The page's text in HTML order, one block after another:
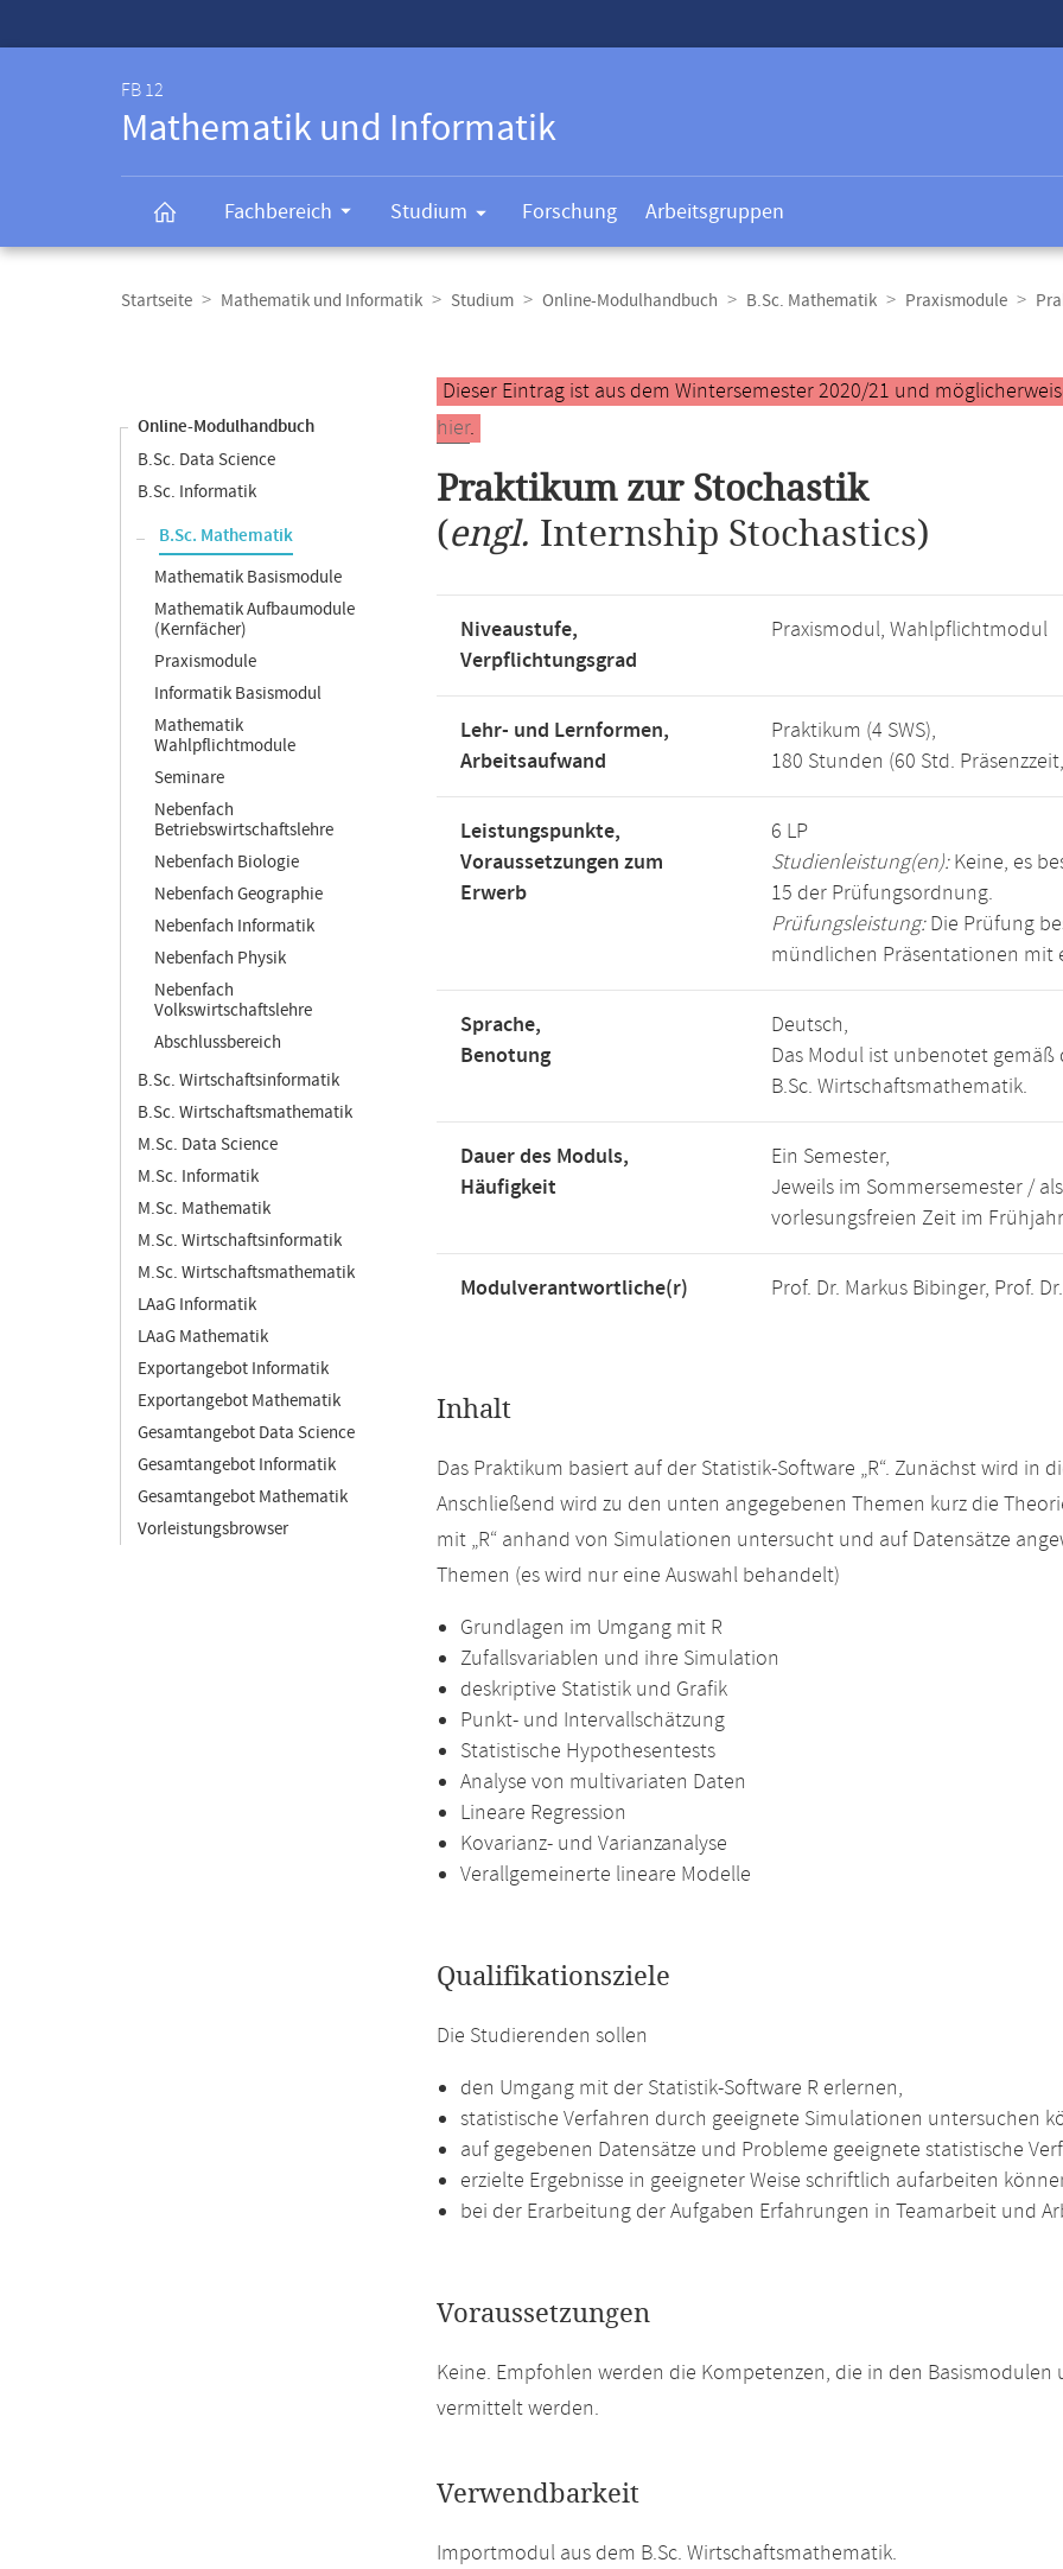
FB 12
Mathematik und Informatik
Fachbereich Studium Forschung Arbeitsgruppen
Navigation
Startseite Mathematik und Informatik Studium Online-Modulhandbuch B.Sc. Mathematik Praxismodule
Online-Modulhandbuch
B.Sc. Data Science
B.Sc. Informatik
B.Sc. Mathematik
Mathematik Basismodule
Mathematik Aufbaumodule
(Kernfächer)
Praxismodule
Informatik Basismodul
Mathematik
Wahlpflichtmodule
Seminare
Nebenfach
Betriebswirtschaftslehre
Nebenfach Biologie
Nebenfach Geographie
Nebenfach Informatik
Nebenfach Physik
Nebenfach
Volkswirtschaftslehre
Abschlussbereich
B.Sc. Wirtschaftsinformatik
B.Sc. Wirtschaftsmathematik
M.Sc. Data Science
M.Sc. Informatik
M.Sc. Mathematik
M.Sc. Wirtschaftsinformatik
M.Sc. Wirtschaftsmathematik
LAaG Informatik
LAaG Mathematik
Exportangebot Informatik
Exportangebot Mathematik
Gesamtangebot Data Science
Gesamtangebot Informatik
Gesamtangebot Mathematik
Vorleistungsbrowser
Hauptinhalt
Dieser Eintrag ist aus dem Wintersemester 2020/21 und
hier.
Praktikum zur Stochastik
(engl. Internship Stochastics)
Niveaustufe,
Verpflichtungsgrad
Praxismodul, Wahlpflichtmodul
Lehr- und Lernformen,
Arbeitsaufwand
Praktikum (4 SWS),
180 Stunden (60 Std.
Leistungspunkte,
Voraussetzungen zum
Erwerb
6 LP
Studienleistung(en):Keine, es
15 der Prüfungsordnung.
Prüfungsleistung:Die Prüfung
mündlichen Präsentationen mit
Sprache,
Benotung
Deutsch,
Das Modul ist unbenotet
B.Sc. Wirtschaftsmathematik.
Dauer des Moduls,
Häufigkeit
Ein Semester,
Jeweils im Sommersemester /
vorlesungsfreien Zeit im Frühjahr
Modulverantwortliche(r) Prof. Dr. Markus Bibinger, Prof.
Inhalt
Das Praktikum basiert auf der Statistik-Software „R“. Zunächst wird in
Anschließend wird zu den unten angegebenen Themen kurz die
mit „R“ anhand von Simulationen untersucht und auf Datensätze
Themen (es wird nur eine Auswahl behandelt)
Grundlagen im Umgang mit R
Zufallsvariablen und ihre Simulation
deskriptive Statistik und Grafik
Punkt- und Intervallschätzung
Statistische Hypothesentests
Analyse von multivariaten Daten
Lineare Regression
Kovarianz- und Varianzanalyse
Verallgemeinerte lineare Modelle
Qualifikationsziele
Die Studierenden sollen
den Umgang mit der Statistik-Software R erlernen,
statistische Verfahren durch geeignete Simulationen untersuchen
auf gegebenen Datensätze und Probleme geeignete statistische
erzielte Ergebnisse in geeigneter Weise schriftlich aufarbeiten
bei der Erarbeitung der Aufgaben Erfahrungen in Teamarbeit und
Voraussetzungen
Keine. Empfohlen werden die Kompetenzen, die in den
vermittelt werden.
Verwendbarkeit
Importmodul aus dem B.Sc. Wirtschaftsmathematik.